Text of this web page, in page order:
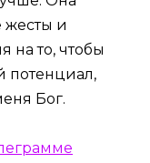
жесты и
на то, чтобы
потенциал,
Бог.